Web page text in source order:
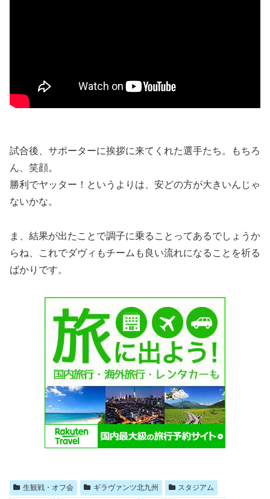
試合後、サポーターに挨拶に来てくれた選手たち。もちろ
ん、笑顔。
勝利でヤッター！というよりは、安どの方が大きいんじゃ
ないかな。
ま、結果が出たことで調子に乗ることってあるでしょうか
らね、これでダヴィもチームも良い流れになることを祈る
ばかりです。
生観戦・オフ会 ギラヴァンツ北九州
スタジアム